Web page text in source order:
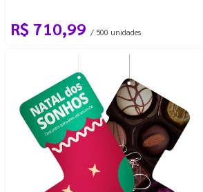
R$ 710,99 / 500 unidades